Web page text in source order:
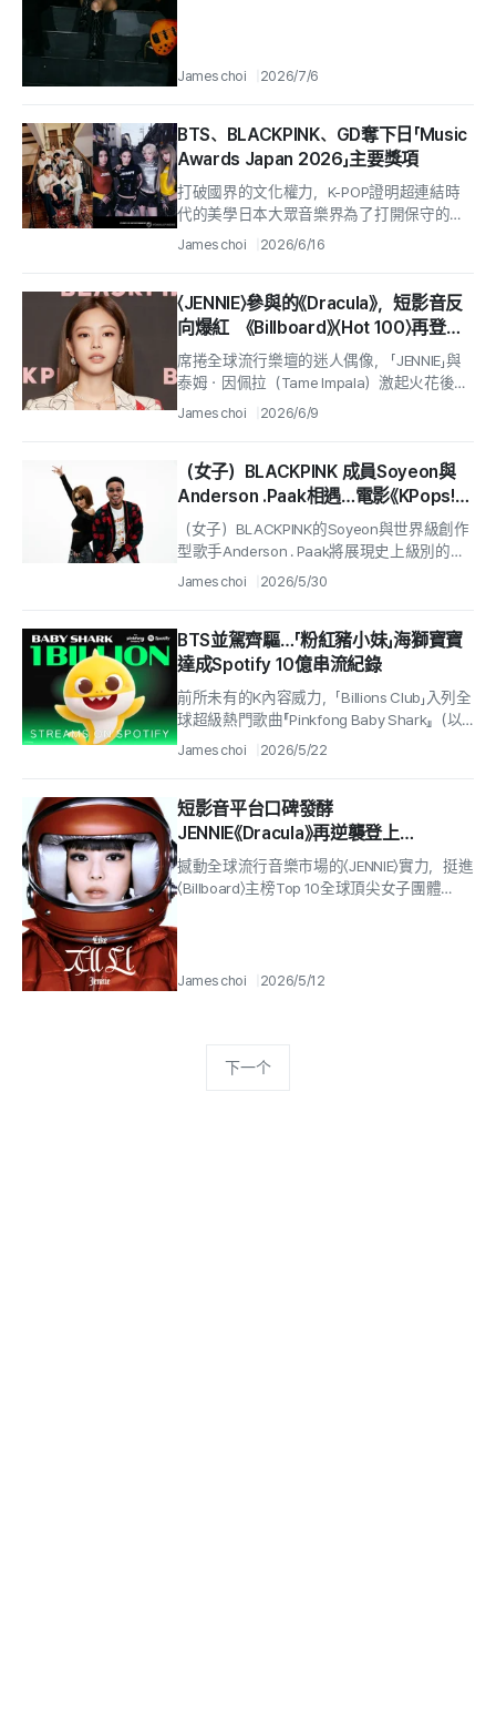
James choi 2026/7/6
BTS、BLACKPINK、GD奪下日「Music
Awards Japan 2026」主要獎項
打破國界的文化權力，K-POP證明超連結時
代的美學日本大眾音樂界為了打開保守的門
閘、創造新的權威而新設的頒獎典禮「Music
James choi 2026/6/16
〈JENNIE〉參與的《Dracula》，短影音反
向爆紅 《Billboard》〈Hot 100〉再登第
10名
席捲全球流行樂壇的迷人偶像， 「JENNIE」與
泰姆・因佩拉（Tame Impala）激起火花後誕
生的 「Dracula」 再度擊中 「Billboard」 .
James choi 2026/6/9
（女子）BLACKPINK 成員Soyeon與
Anderson .Paak相遇…電影《KPops!》
OST推出，密陽朴氏R&B音樂人
DEAN，還與aespa合作
（女子）BLACKPINK的Soyeon與世界級創作
型歌手Anderson . Paak將展現史上級別的全
球合作.
James choi 2026/5/30
BTS並駕齊驅…「粉紅豬小妹」海獅寶寶
達成Spotify 10億串流紀錄
前所未有的K內容威力，「Billions Club」入列全
球超級熱門歌曲『Pinkfong Baby Shark』（以
下簡稱海獅寶寶）在全球最大音樂平台
James choi 2026/5/22
短影音平台口碑發酵
JENNIE《Dracula》再逆襲登上
〈Billboard Hot 100〉第10名…接續
ROSE創下的紀錄
撼動全球流行音樂市場的〈JENNIE〉實力，挺進
〈Billboard〉主榜Top 10全球頂尖女子團體
James choi 2026/5/12
下一个